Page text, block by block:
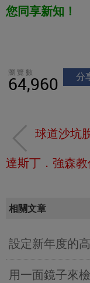
您同享新知！
瀏覽數
64,960 分
球道沙坑
達斯丁．強森
相關文章
設定新年度的
用一面鏡子來